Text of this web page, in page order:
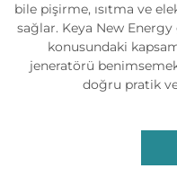
bile pişirme, ısıtma ve
sağlar. Keya New
konusundaki
jeneratörü
doğru pratik